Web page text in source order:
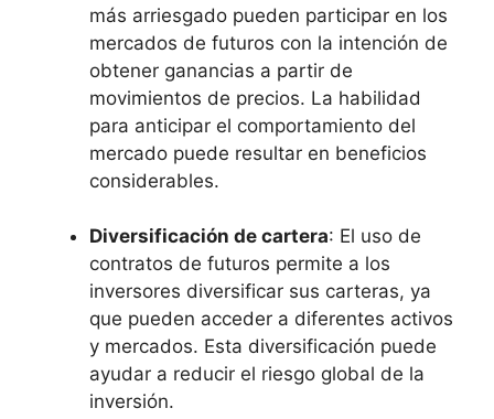
más arriesgado pueden participar en los
mercados de ⁣futuros con la intención de
obtener ganancias a partir de
movimientos de precios.​ La ‌habilidad
para anticipar el comportamiento del
mercado puede resultar en beneficios
considerables.
Diversificación‌ de cartera: El uso de
contratos ⁢de futuros permite a los
inversores ‌diversificar ⁤sus carteras, ya
que ⁢pueden acceder a​ diferentes activos
y ​mercados. Esta diversificación puede⁤
ayudar a reducir ‍el riesgo global de la
inversión.